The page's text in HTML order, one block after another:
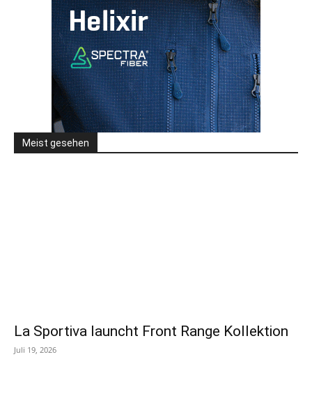
Meist gesehen
La Sportiva launcht Front Range Kollektion
Juli 19, 2026